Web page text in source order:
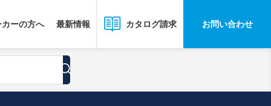
ーの方へ 最新情報 カタログ請求 お問い合わせ